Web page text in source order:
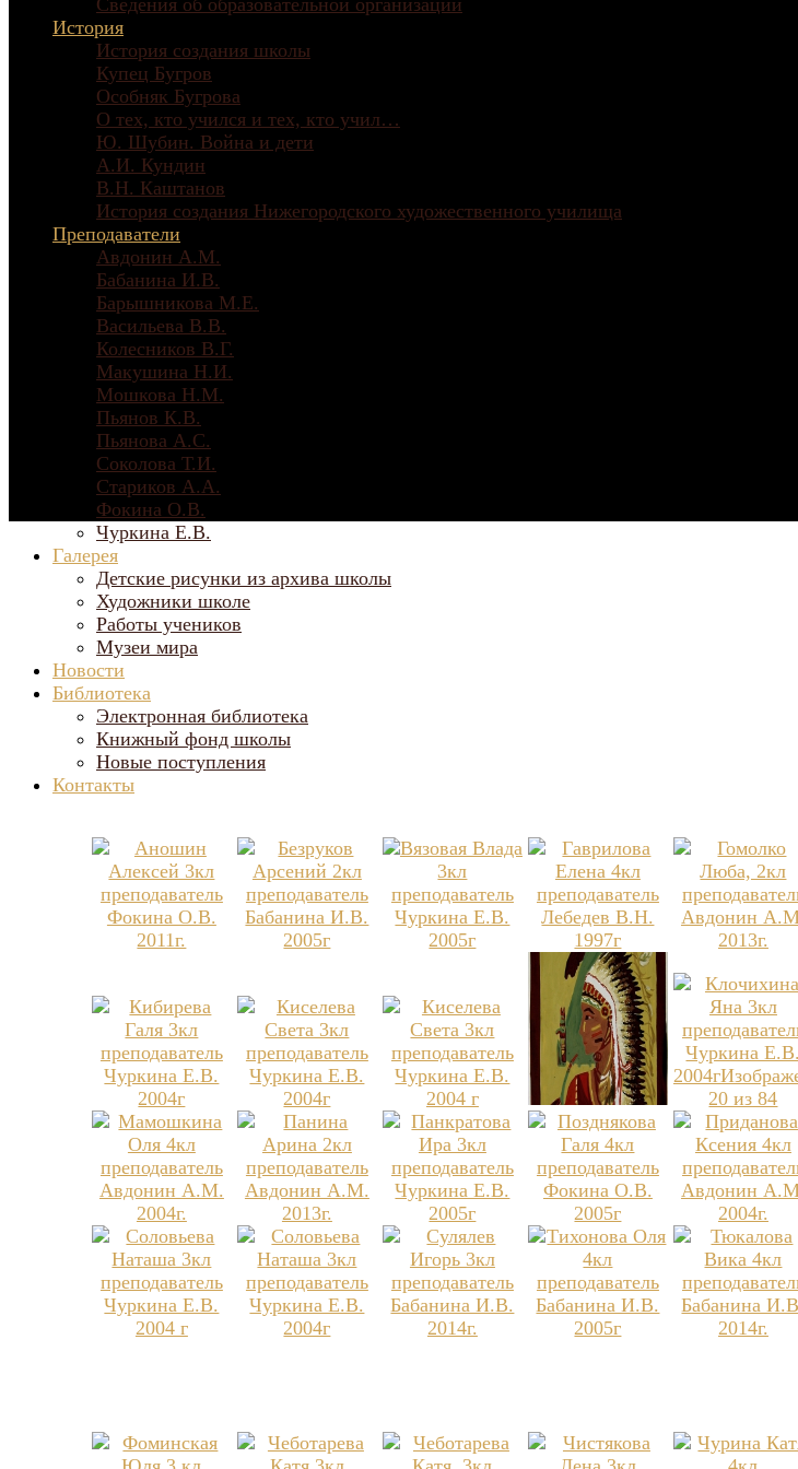
Сведения об образовательной организации
История
История создания школы
Купец Бугров
Особняк Бугрова
О тех, кто учился и тех, кто учил…
Ю. Шубин. Война и дети
А.И. Кундин
В.Н. Каштанов
История создания Нижегородского художественного училища
Преподаватели
Авдонин А.М.
Бабанина И.В.
Барышникова М.Е.
Васильева В.В.
Колесников В.Г.
Макушина Н.И.
Мошкова Н.М.
Пьянов К.В.
Пьянова А.С.
Соколова Т.И.
Стариков А.А.
Фокина О.В.
Чуркина Е.В.
Галерея
Детские рисунки из архива школы
Художники школе
Работы учеников
Музеи мира
Новости
Библиотека
Электронная библиотека
Книжный фонд школы
Новые поступления
Контакты